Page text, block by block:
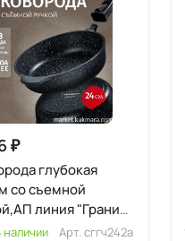
₽
глубокая
со съемной
линия "Гранит"
наличии Арт. сггч242а